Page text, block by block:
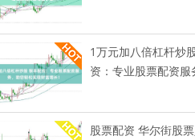
1万元加八倍杠杆炒
资：专业股票配资服
股票配资 华尔街股票